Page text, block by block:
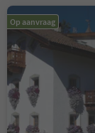
Op aanvraag